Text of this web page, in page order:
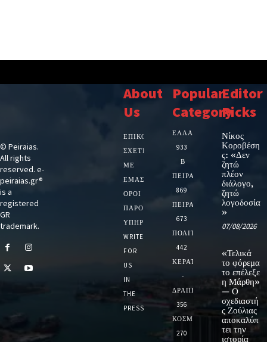
© Peiraias.
All rights
reserved. e-
peiraias.gr®
is a
registered
GR
trademark.
About
Us
ΕΠΙΚΟΙΝΩΝΙΑ
ΣΧΕΤΙΚΆ
ΜΕ
ΕΜΆΣ
ΌΡΟΙ
ΠΑΡΟΧΉΣ
ΥΠΗΡΕΣΙΏΝ
WRITE
FOR
US
IN
THE
PRESS
Popular
Category
ΕΛΛΑΔΑ
933
Β
ΠΕΙΡΑΙΑ
869
ΠΕΙΡΑΙΑΣ
673
ΠΟΛΙΤΙΚΗ
442
ΚΕΡΑΤΣΙΝΙ
-
ΔΡΑΠΕΤΣΩΝΑ
356
ΚΟΣΜΟΣ
270
Editor
Picks
Νίκος
Κοροβέση
ς: «Δεν
ζητώ
πλέον
διάλογο,
ζητώ
λογοδοσία
»
07/08/2026
«Τελικά
το φόρεμα
το επέλεξε
η Μάρθη»
— Ο
σχεδιαστή
ς Ζούλιας
αποκαλύπ
τει την
ιστορία